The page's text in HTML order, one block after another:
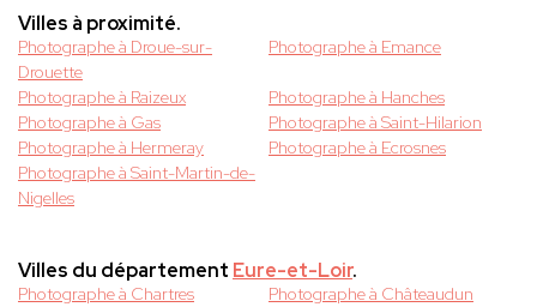
Villes à proximité.
Photographe à Droue-sur-
Drouette
Photographe à Emance
Photographe à Raizeux
Photographe à Hanches
Photographe à Gas
Photographe à Saint-Hilarion
Photographe à Hermeray
Photographe à Ecrosnes
Photographe à Saint-Martin-de-
Nigelles
Villes du département Eure-et-Loir.
Photographe à Chartres
Photographe à Châteaudun